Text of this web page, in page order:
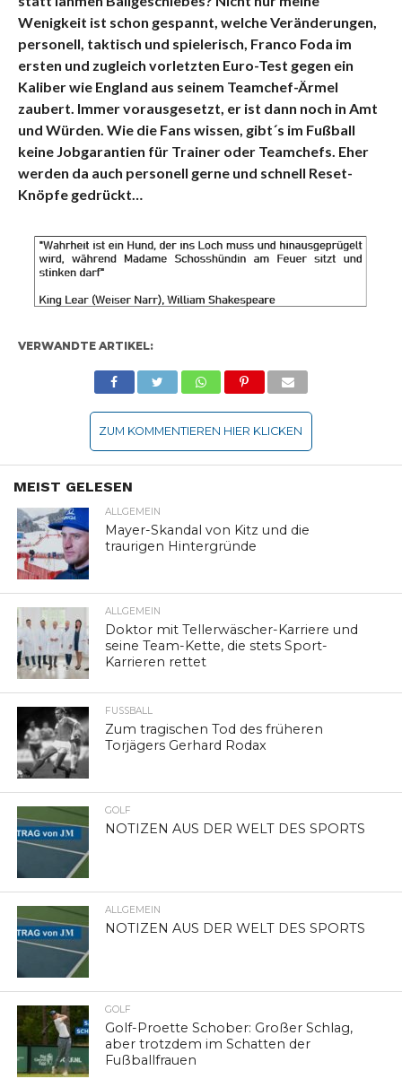
Wenigkeit ist schon gespannt, welche Veränderungen,
personell, taktisch und spielerisch, Franco Foda im
ersten und zugleich vorletzten Euro-Test gegen ein
Kaliber wie England aus seinem Teamchef-Ärmel
zaubert. Immer vorausgesetzt, er ist dann noch in Amt
und Würden. Wie die Fans wissen, gibt´s im Fußball
keine Jobgarantien für Trainer oder Teamchefs. Eher
werden da auch personell gerne und schnell Reset-
Knöpfe gedrückt…
VERWANDTE ARTIKEL:
ZUM KOMMENTIEREN HIER KLICKEN
MEIST GELESEN
ALLGEMEIN
Mayer-Skandal von Kitz und die
traurigen Hintergründe
ALLGEMEIN
Doktor mit Tellerwäscher-Karriere und
seine Team-Kette, die stets Sport-
Karrieren rettet
FUSSBALL
Zum tragischen Tod des früheren
Torjägers Gerhard Rodax
GOLF
NOTIZEN AUS DER WELT DES SPORTS
ALLGEMEIN
NOTIZEN AUS DER WELT DES SPORTS
GOLF
Golf-Proette Schober: Großer Schlag,
aber trotzdem im Schatten der
Fußballfrauen